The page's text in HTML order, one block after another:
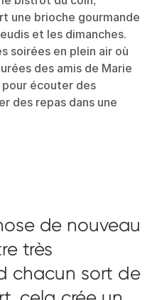
une brioche gourmande
et les dimanches.
soirées en plein air où
des amis de Marie
écouter des
des repas dans une
de nouveau
très
chacun sort de